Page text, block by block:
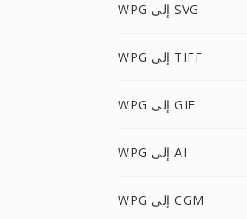
WPG إلى SVG
WPG إلى TIFF
WPG إلى GIF
WPG إلى AI
WPG إلى CGM